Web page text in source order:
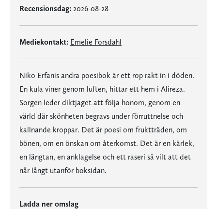
Recensionsdag: 2026-08-28
Mediekontakt: Emelie Forsdahl
Niko Erfanis andra poesibok är ett rop rakt in i döden.
En kula viner genom luften, hittar ett hem i Alireza.
Sorgen leder diktjaget att följa honom, genom en
värld där skönheten begravs under förruttnelse och
kallnande kroppar. Det är poesi om fruktträden, om
bönen, om en önskan om återkomst. Det är en kärlek,
en längtan, en anklagelse och ett raseri så vilt att det
når långt utanför boksidan.
Ladda ner omslag